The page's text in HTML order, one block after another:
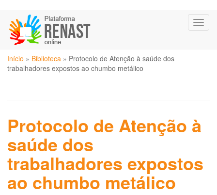
para
conteúdo
principal
Você
está
Início » Biblioteca » Protocolo de Atenção à saúde dos
trabalhadores expostos ao chumbo metálico
Protocolo de Atenção à
saúde dos
trabalhadores expostos
ao chumbo metálico